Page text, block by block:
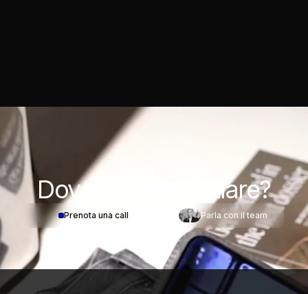
Dove vorresti iniziare?
Prenota una call Parla con il team